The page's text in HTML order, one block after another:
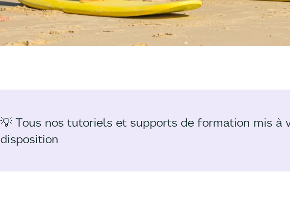
💡 Tous nos tutoriels et supports de formation mis à
disposition